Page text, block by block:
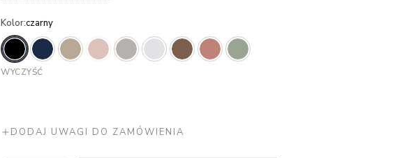
Kolor:czarny
WYCZYŚĆ
DODAJ UWAGI DO ZAMÓWIENIA